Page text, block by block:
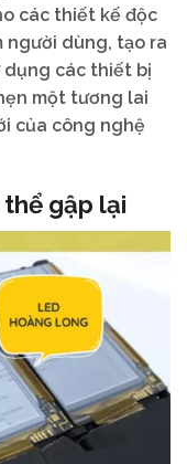
các thiết kế độc
người dùng, tạo ra
dụng các thiết bị
một tương lai
của công nghệ
gập lại